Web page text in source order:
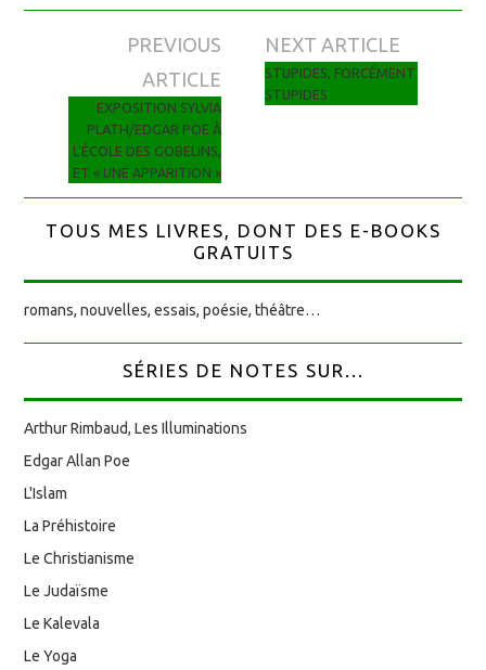
Navigation des articles
PREVIOUS
ARTICLE
EXPOSITION SYLVIA
PLATH/EDGAR POE À
L’ÉCOLE DES GOBELINS,
ET « UNE APPARITION »
NEXT ARTICLE
STUPIDES, FORCÉMENT
STUPIDES
TOUS MES LIVRES, DONT DES E-BOOKS
GRATUITS
romans, nouvelles, essais, poésie, théâtre…
SÉRIES DE NOTES SUR...
Arthur Rimbaud, Les Illuminations
Edgar Allan Poe
L'Islam
La Préhistoire
Le Christianisme
Le Judaïsme
Le Kalevala
Le Yoga